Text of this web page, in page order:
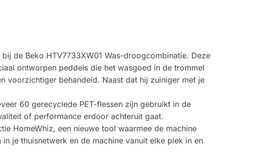
de Beko HTV7733XW01 Was-droogcombinatie. Deze
ontworpen peddels die het wasgoed in de trommel
voorzichtiger behandeld. Naast dat hij zuiniger met je
60 gerecyclede PET-flessen zijn gebruikt in de
of performance erdoor achteruit gaat.
HomeWhiz, een nieuwe tool waarmee de machine
je thuisnetwerk en de machine vanuit elke plek in en